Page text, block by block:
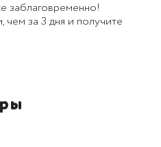
заблаговременно!
за 3 дня и получите